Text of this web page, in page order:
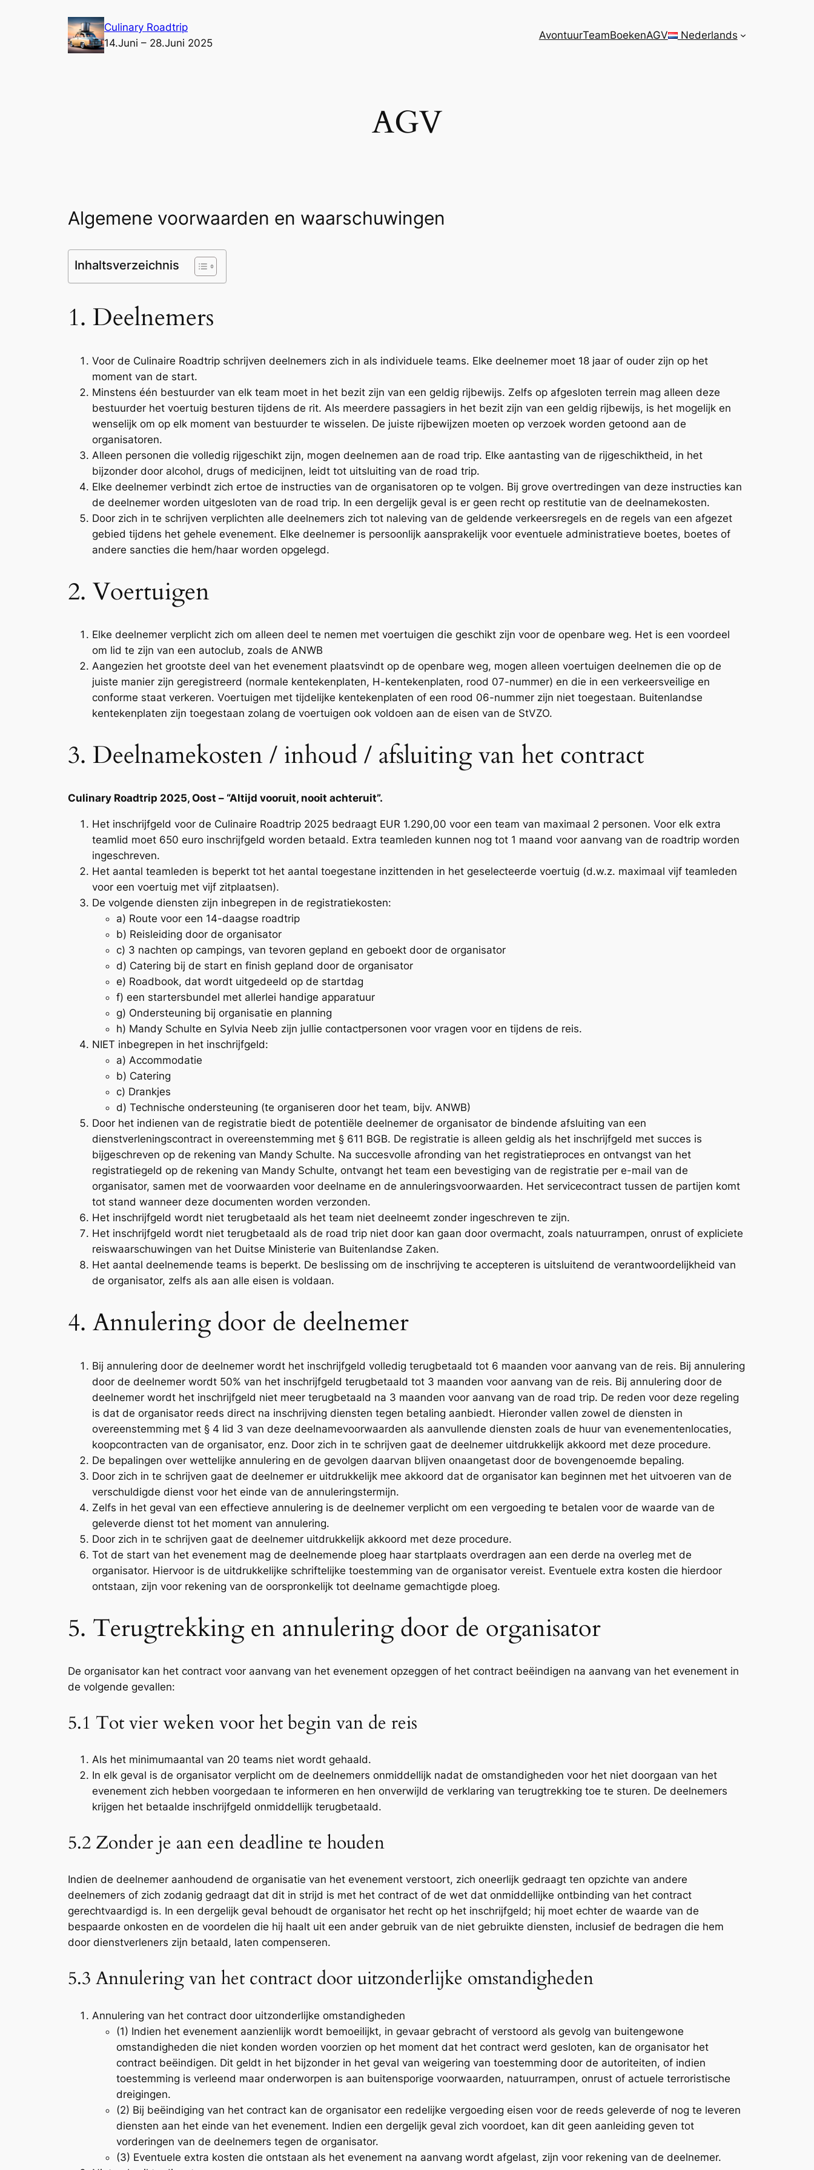
Culinary Roadtrip
14.Juni – 28.Juni 2025
AvontuurTeamBoekenAGV Nederlands
AGV
Algemene voorwaarden en waarschuwingen
Inhaltsverzeichnis
1. Deelnemers
Voor de Culinaire Roadtrip schrijven deelnemers zich in als individuele teams. Elke deelnemer moet 18 jaar of ouder zijn op het
moment van de start.
Minstens één bestuurder van elk team moet in het bezit zijn van een geldig rijbewijs. Zelfs op afgesloten terrein mag alleen deze
bestuurder het voertuig besturen tijdens de rit. Als meerdere passagiers in het bezit zijn van een geldig rijbewijs, is het mogelijk en
wenselijk om op elk moment van bestuurder te wisselen. De juiste rijbewijzen moeten op verzoek worden getoond aan de
organisatoren.
Alleen personen die volledig rijgeschikt zijn, mogen deelnemen aan de road trip. Elke aantasting van de rijgeschiktheid, in het
bijzonder door alcohol, drugs of medicijnen, leidt tot uitsluiting van de road trip.
Elke deelnemer verbindt zich ertoe de instructies van de organisatoren op te volgen. Bij grove overtredingen van deze instructies kan
de deelnemer worden uitgesloten van de road trip. In een dergelijk geval is er geen recht op restitutie van de deelnamekosten.
Door zich in te schrijven verplichten alle deelnemers zich tot naleving van de geldende verkeersregels en de regels van een afgezet
gebied tijdens het gehele evenement. Elke deelnemer is persoonlijk aansprakelijk voor eventuele administratieve boetes, boetes of
andere sancties die hem/haar worden opgelegd.
2. Voertuigen
Elke deelnemer verplicht zich om alleen deel te nemen met voertuigen die geschikt zijn voor de openbare weg. Het is een voordeel
om lid te zijn van een autoclub, zoals de ANWB
Aangezien het grootste deel van het evenement plaatsvindt op de openbare weg, mogen alleen voertuigen deelnemen die op de
juiste manier zijn geregistreerd (normale kentekenplaten, H-kentekenplaten, rood 07-nummer) en die in een verkeersveilige en
conforme staat verkeren. Voertuigen met tijdelijke kentekenplaten of een rood 06-nummer zijn niet toegestaan. Buitenlandse
kentekenplaten zijn toegestaan zolang de voertuigen ook voldoen aan de eisen van de StVZO.
3. Deelnamekosten / inhoud / afsluiting van het contract
Culinary Roadtrip 2025, Oost – “Altijd vooruit, nooit achteruit”.
Het inschrijfgeld voor de Culinaire Roadtrip 2025 bedraagt EUR 1.290,00 voor een team van maximaal 2 personen. Voor elk extra
teamlid moet 650 euro inschrijfgeld worden betaald. Extra teamleden kunnen nog tot 1 maand voor aanvang van de roadtrip worden
ingeschreven.
Het aantal teamleden is beperkt tot het aantal toegestane inzittenden in het geselecteerde voertuig (d.w.z. maximaal vijf teamleden
voor een voertuig met vijf zitplaatsen).
De volgende diensten zijn inbegrepen in de registratiekosten:
a) Route voor een 14-daagse roadtrip
b) Reisleiding door de organisator
c) 3 nachten op campings, van tevoren gepland en geboekt door de organisator
d) Catering bij de start en finish gepland door de organisator
e) Roadbook, dat wordt uitgedeeld op de startdag
f) een startersbundel met allerlei handige apparatuur
g) Ondersteuning bij organisatie en planning
h) Mandy Schulte en Sylvia Neeb zijn jullie contactpersonen voor vragen voor en tijdens de reis.
NIET inbegrepen in het inschrijfgeld:
a) Accommodatie
b) Catering
c) Drankjes
d) Technische ondersteuning (te organiseren door het team, bijv. ANWB)
Door het indienen van de registratie biedt de potentiële deelnemer de organisator de bindende afsluiting van een
dienstverleningscontract in overeenstemming met § 611 BGB. De registratie is alleen geldig als het inschrijfgeld met succes is
bijgeschreven op de rekening van Mandy Schulte. Na succesvolle afronding van het registratieproces en ontvangst van het
registratiegeld op de rekening van Mandy Schulte, ontvangt het team een bevestiging van de registratie per e-mail van de
organisator, samen met de voorwaarden voor deelname en de annuleringsvoorwaarden. Het servicecontract tussen de partijen komt
tot stand wanneer deze documenten worden verzonden.
Het inschrijfgeld wordt niet terugbetaald als het team niet deelneemt zonder ingeschreven te zijn.
Het inschrijfgeld wordt niet terugbetaald als de road trip niet door kan gaan door overmacht, zoals natuurrampen, onrust of expliciete
reiswaarschuwingen van het Duitse Ministerie van Buitenlandse Zaken.
Het aantal deelnemende teams is beperkt. De beslissing om de inschrijving te accepteren is uitsluitend de verantwoordelijkheid van
de organisator, zelfs als aan alle eisen is voldaan.
4. Annulering door de deelnemer
Bij annulering door de deelnemer wordt het inschrijfgeld volledig terugbetaald tot 6 maanden voor aanvang van de reis. Bij annulering
door de deelnemer wordt 50% van het inschrijfgeld terugbetaald tot 3 maanden voor aanvang van de reis. Bij annulering door de
deelnemer wordt het inschrijfgeld niet meer terugbetaald na 3 maanden voor aanvang van de road trip. De reden voor deze regeling
is dat de organisator reeds direct na inschrijving diensten tegen betaling aanbiedt. Hieronder vallen zowel de diensten in
overeenstemming met § 4 lid 3 van deze deelnamevoorwaarden als aanvullende diensten zoals de huur van evenementenlocaties,
koopcontracten van de organisator, enz. Door zich in te schrijven gaat de deelnemer uitdrukkelijk akkoord met deze procedure.
De bepalingen over wettelijke annulering en de gevolgen daarvan blijven onaangetast door de bovengenoemde bepaling.
Door zich in te schrijven gaat de deelnemer er uitdrukkelijk mee akkoord dat de organisator kan beginnen met het uitvoeren van de
verschuldigde dienst voor het einde van de annuleringstermijn.
Zelfs in het geval van een effectieve annulering is de deelnemer verplicht om een vergoeding te betalen voor de waarde van de
geleverde dienst tot het moment van annulering.
Door zich in te schrijven gaat de deelnemer uitdrukkelijk akkoord met deze procedure.
Tot de start van het evenement mag de deelnemende ploeg haar startplaats overdragen aan een derde na overleg met de
organisator. Hiervoor is de uitdrukkelijke schriftelijke toestemming van de organisator vereist. Eventuele extra kosten die hierdoor
ontstaan, zijn voor rekening van de oorspronkelijk tot deelname gemachtigde ploeg.
5. Terugtrekking en annulering door de organisator
De organisator kan het contract voor aanvang van het evenement opzeggen of het contract beëindigen na aanvang van het evenement in
de volgende gevallen:
5.1 Tot vier weken voor het begin van de reis
Als het minimumaantal van 20 teams niet wordt gehaald.
In elk geval is de organisator verplicht om de deelnemers onmiddellijk nadat de omstandigheden voor het niet doorgaan van het
evenement zich hebben voorgedaan te informeren en hen onverwijld de verklaring van terugtrekking toe te sturen. De deelnemers
krijgen het betaalde inschrijfgeld onmiddellijk terugbetaald.
5.2 Zonder je aan een deadline te houden
Indien de deelnemer aanhoudend de organisatie van het evenement verstoort, zich oneerlijk gedraagt ten opzichte van andere
deelnemers of zich zodanig gedraagt dat dit in strijd is met het contract of de wet dat onmiddellijke ontbinding van het contract
gerechtvaardigd is. In een dergelijk geval behoudt de organisator het recht op het inschrijfgeld; hij moet echter de waarde van de
bespaarde onkosten en de voordelen die hij haalt uit een ander gebruik van de niet gebruikte diensten, inclusief de bedragen die hem
door dienstverleners zijn betaald, laten compenseren.
5.3 Annulering van het contract door uitzonderlijke omstandigheden
Annulering van het contract door uitzonderlijke omstandigheden
(1) Indien het evenement aanzienlijk wordt bemoeilijkt, in gevaar gebracht of verstoord als gevolg van buitengewone
omstandigheden die niet konden worden voorzien op het moment dat het contract werd gesloten, kan de organisator het
contract beëindigen. Dit geldt in het bijzonder in het geval van weigering van toestemming door de autoriteiten, of indien
toestemming is verleend maar onderworpen is aan buitensporige voorwaarden, natuurrampen, onrust of actuele terroristische
dreigingen.
(2) Bij beëindiging van het contract kan de organisator een redelijke vergoeding eisen voor de reeds geleverde of nog te leveren
diensten aan het einde van het evenement. Indien een dergelijk geval zich voordoet, kan dit geen aanleiding geven tot
vorderingen van de deelnemers tegen de organisator.
(3) Eventuele extra kosten die ontstaan als het evenement na aanvang wordt afgelast, zijn voor rekening van de deelnemer.